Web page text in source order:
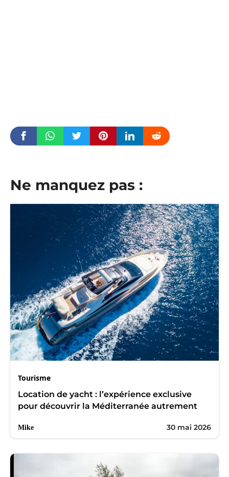
Ne manquez pas :
Tourisme
Location de yacht : l’expérience exclusive
pour découvrir la Méditerranée autrement
Mike 30 mai 2026